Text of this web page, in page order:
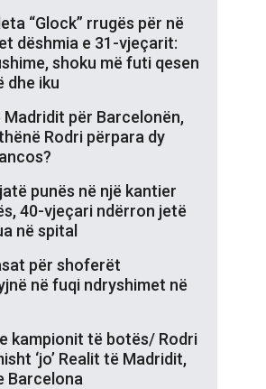
“Glock” rrugës për në
dëshmia e 31-vjeçarit:
shoku më futi qesen
dhe iku
Madridit për Barcelonën,
Rodri përpara dy
punës në një kantier
40-vjeçari ndërron jetë
në spital
për shoferët
në fuqi ndryshimet në
kampionit të botës/ Rodri
‘jo’ Realit të Madridit,
Barcelona